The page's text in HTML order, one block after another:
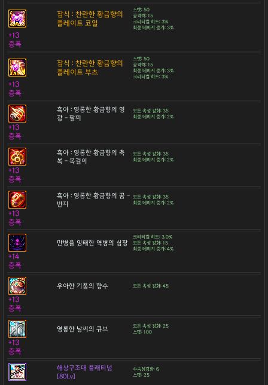
잠식 : 찬란한 황금향의
플레이트 코일
스탯: 50
공격력: 15
크리티컬 히트: 3%
최종 데미지 증가: 3%
+13
증폭
잠식 : 찬란한 황금향의
플레이트 부츠
스탯: 50
공격력: 15
최종 데미지 증가: 3%
크리티컬 히트: 3%
+13
증폭
흑아 : 영롱한 황금향의 영
광 - 팔찌
모든 속성 강화: 35
최종 데미지 증가: 2%
+13
증폭
흑아 : 영롱한 황금향의 축
복 - 목걸이
모든 속성 강화: 35
최종 데미지 증가: 2%
+13
증폭
흑아 : 영롱한 황금향의 꿈 -
반지
모든 속성 강화: 35
최종 데미지 증가: 2%
+13
증폭
만병을 잉태한 역병의 심장
크리티컬 히트: 3.0%
모든 속성 강화: 15
최종 데미지 증가: 4%
+14
증폭
우아한 기품의 향수 모든 속성 강화: 45
+13
증폭
영롱한 날씨의 큐브
모든 속성 강화: 25
스탯: 100
+13
증폭
해상구조대 플래티넘
[80Lv]
수속성강화: 6
스탯: 25